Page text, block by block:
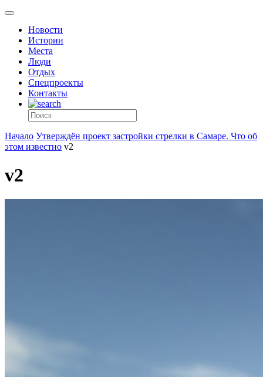
Новости
Истории
Места
Люди
Отдых
Спецпроекты
Контакты
Начало Утверждён проект застройки стрелки в Самаре. Что об
этом известно v2
v2